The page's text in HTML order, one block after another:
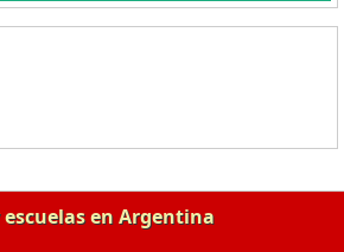
escuelas en Argentina